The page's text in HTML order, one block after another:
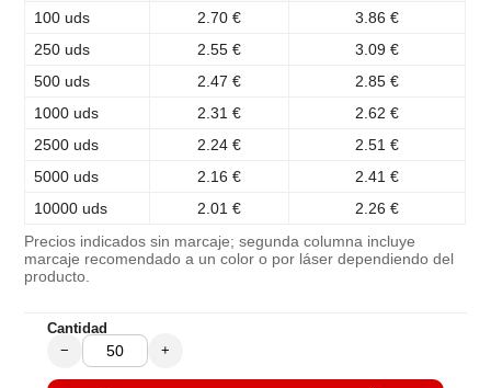
100 uds
2.70 €
3.86 €
250 uds
2.55 €
3.09 €
500 uds
2.47 €
2.85 €
1000 uds
2.31 €
2.62 €
2500 uds
2.24 €
2.51 €
5000 uds
2.16 €
2.41 €
10000 uds
2.01 € 2.26 €
Precios indicados sin marcaje; segunda columna incluye
marcaje recomendado a un color o por láser dependiendo del
producto.
Cantidad
− +